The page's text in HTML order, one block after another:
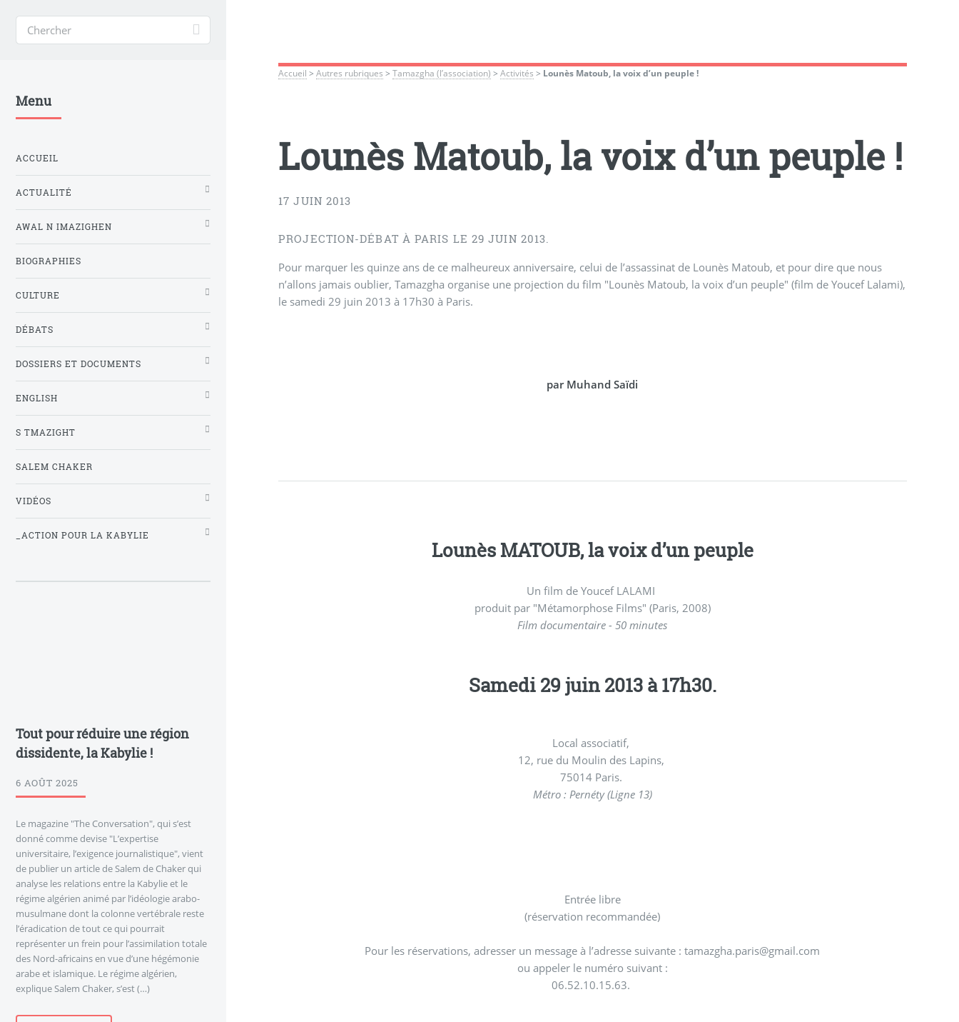
Accueil >Autres rubriques >Tamazgha (l’association) >Activités > Lounès Matoub, la voix d’un peuple !
Lounès Matoub, la voix d’un peuple !
17 JUIN 2013
PROJECTION-DÉBAT À PARIS LE 29 JUIN 2013.
Pour marquer les quinze ans de ce malheureux anniversaire, celui de l’assassinat de Lounès Matoub, et pour dire que nous
n’allons jamais oublier, Tamazgha organise une projection du film "Lounès Matoub, la voix d’un peuple" (film de Youcef Lalami),
le samedi 29 juin 2013 à 17h30 à Paris.
par Muhand Saïdi
Lounès MATOUB, la voix d’un peuple
Un film de Youcef LALAMI
produit par "Métamorphose Films" (Paris, 2008)
Film documentaire - 50 minutes
Samedi 29 juin 2013 à 17h30.
Local associatif,
12, rue du Moulin des Lapins,
75014 Paris.
Métro : Pernéty (Ligne 13)
Entrée libre
(réservation recommandée)
Pour les réservations, adresser un message à l’adresse suivante : tamazgha.paris@gmail.com
ou appeler le numéro suivant :
06.52.10.15.63.
Menu
ACCUEIL
ACTUALITÉ
AWAL N IMAZIGHEN
BIOGRAPHIES
CULTURE
DÉBATS
DOSSIERS ET DOCUMENTS
ENGLISH
S TMAZIGHT
SALEM CHAKER
VIDÉOS
_ACTION POUR LA KABYLIE
Tout pour réduire une région
dissidente, la Kabylie !
6 AOÛT 2025
Le magazine "The Conversation", qui s’est
donné comme devise "L’expertise
universitaire, l’exigence journalistique", vient
de publier un article de Salem de Chaker qui
analyse les relations entre la Kabylie et le
régime algérien animé par l’idéologie arabo-
musulmane dont la colonne vertébrale reste
l’éradication de tout ce qui pourrait
représenter un frein pour l’assimilation totale
des Nord-africains en vue d’une hégémonie
arabe et islamique. Le régime algérien,
explique Salem Chaker, s’est (…)